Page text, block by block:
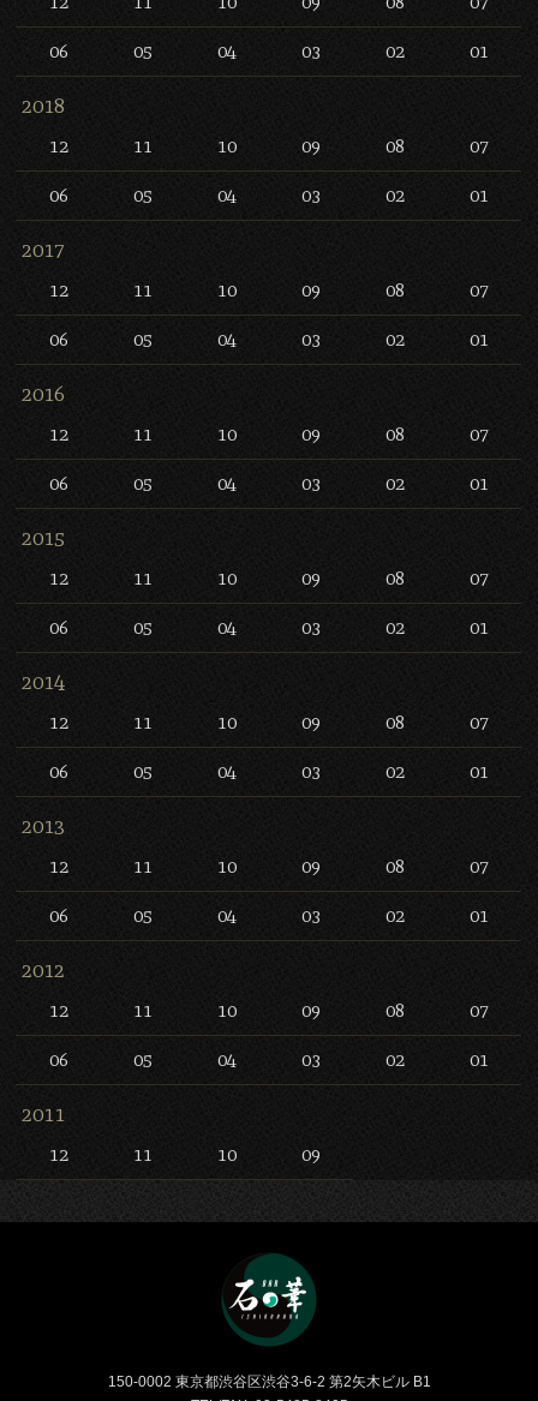
06 05 04 03 02 01
2018
12 11 10 09 08 07
06 05 04 03 02 01
2017
12 11 10 09 08 07
06 05 04 03 02 01
2016
12 11 10 09 08 07
06 05 04 03 02 01
2015
12 11 10 09 08 07
06 05 04 03 02 01
2014
12 11 10 09 08 07
06 05 04 03 02 01
2013
12 11 10 09 08 07
06 05 04 03 02 01
2012
12 11 10 09 08 07
06 05 04 03 02 01
2011
12 11 10 09
150-0002 東京都渋谷区渋谷3-6-2 第2矢木ビル B1